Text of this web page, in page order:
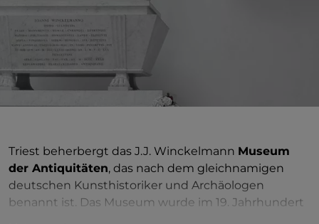
Triest beherbergt das J.J. Winckelmann Museum
der Antiquitäten, das nach dem gleichnamigen
deutschen Kunsthistoriker und Archäologen
benannt ist. Das Museum wurde im 19. Jahrhundert